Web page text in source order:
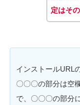
定はそ
インストールURL
〇〇〇の部分は空
で、〇〇〇の部分